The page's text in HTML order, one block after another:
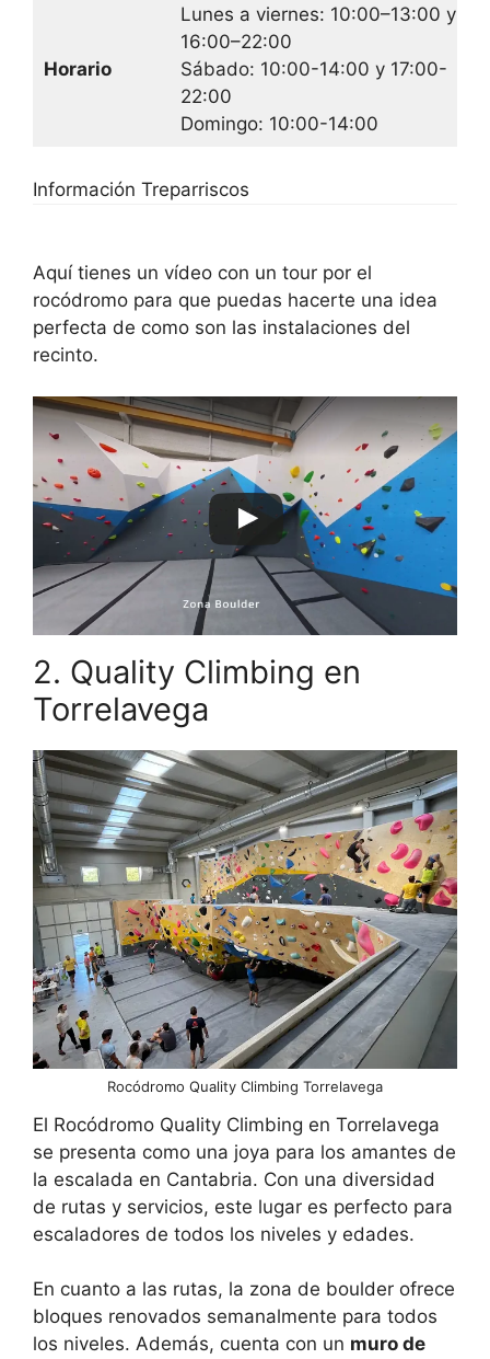
Horario
Lunes a viernes: 10:00–13:00 y
16:00–22:00
Sábado: 10:00-14:00 y 17:00-
22:00
Domingo: 10:00-14:00
Información Treparriscos
Aquí tienes un vídeo con un tour por el
rocódromo para que puedas hacerte una idea
perfecta de como son las instalaciones del
recinto.
2. Quality Climbing en
Torrelavega
Rocódromo Quality Climbing Torrelavega
El Rocódromo Quality Climbing en Torrelavega
se presenta como una joya para los amantes de
la escalada en Cantabria. Con una diversidad
de rutas y servicios, este lugar es perfecto para
escaladores de todos los niveles y edades.
En cuanto a las rutas, la zona de boulder ofrece
bloques renovados semanalmente para todos
los niveles. Además, cuenta con un muro de